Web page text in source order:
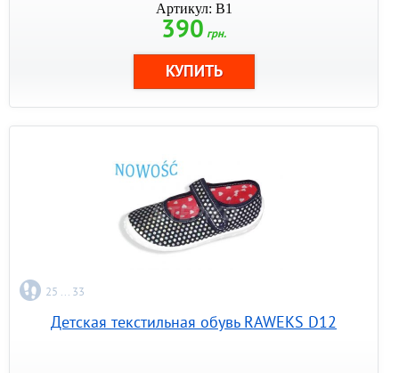
Артикул: B1
390 грн.
25 ... 33
Детская текстильная обувь RAWEKS D12